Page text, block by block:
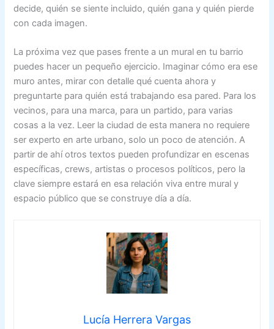
decide, quién se siente incluido, quién gana y quién pierde
con cada imagen.
La próxima vez que pases frente a un mural en tu barrio
puedes hacer un pequeño ejercicio. Imaginar cómo era ese
muro antes, mirar con detalle qué cuenta ahora y
preguntarte para quién está trabajando esa pared. Para los
vecinos, para una marca, para un partido, para varias
cosas a la vez. Leer la ciudad de esta manera no requiere
ser experto en arte urbano, solo un poco de atención. A
partir de ahí otros textos pueden profundizar en escenas
específicas, crews, artistas o procesos políticos, pero la
clave siempre estará en esa relación viva entre mural y
espacio público que se construye día a día.
Lucía Herrera Vargas